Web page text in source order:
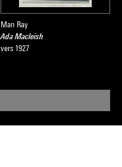
Man Ray
Ada Macleish
vers 1927